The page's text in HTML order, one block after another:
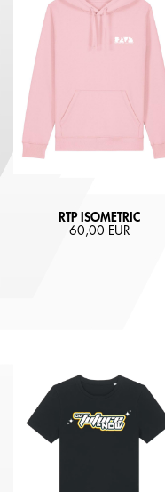
RTP ISOMETRIC
60,00 EUR